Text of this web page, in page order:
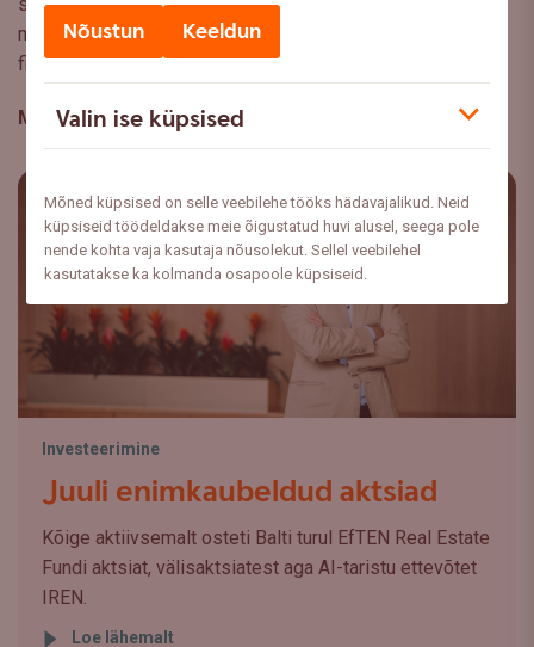
Nõustun Keeldun
Valin ise küpsised
Mõned küpsised on selle veebilehe tööks hädavajalikud. Neid
küpsiseid töödeldakse meie õigustatud huvi alusel, seega pole
nende kohta vaja kasutaja nõusolekut. Sellel veebilehel
kasutatakse ka kolmanda osapoole küpsiseid.
muretsema, on kaks peamist indikaatorit, mis
finantsturgudele suure kergendusralli võivad tuua.
Märksõnad:Investeerimine
Investeerimine
Juuli enimkaubeldud aktsiad
Kõige aktiivsemalt osteti Balti turul EfTEN Real Estate
Fundi aktsiat, välisaktsiatest aga AI-taristu ettevõtet
IREN.
Loe lähemalt